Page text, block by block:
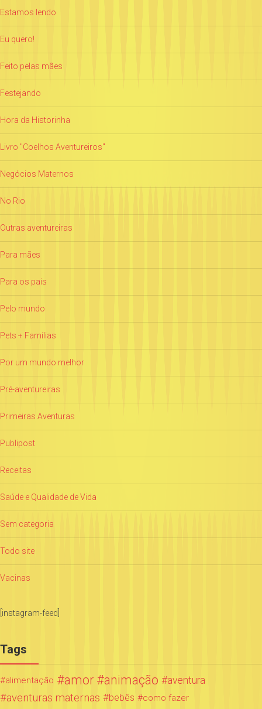
Estamos lendo
Eu quero!
Feito pelas mães
Festejando
Hora da Historinha
Livro "Coelhos Aventureiros"
Negócios Maternos
No Rio
Outras aventureiras
Para mães
Para os pais
Pelo mundo
Pets + Famílias
Por um mundo melhor
Pré-aventureiras
Primeiras Aventuras
Publipost
Receitas
Saúde e Qualidade de Vida
Sem categoria
Todo site
Vacinas
[instagram-feed]
Tags
alimentação amor animação aventura
aventuras maternas bebês como fazer